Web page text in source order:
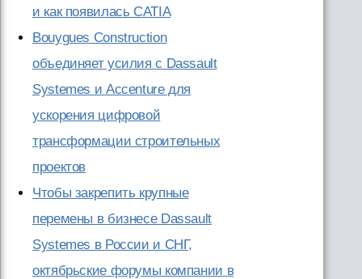
и как появилась CATIA
Bouygues Construction
объединяет усилия с Dassault
Systemes и Accenture для
ускорения цифровой
трансформации строительных
проектов
Чтобы закрепить крупные
перемены в бизнесе Dassault
Systemes в России и СНГ,
октябрьские форумы компании в